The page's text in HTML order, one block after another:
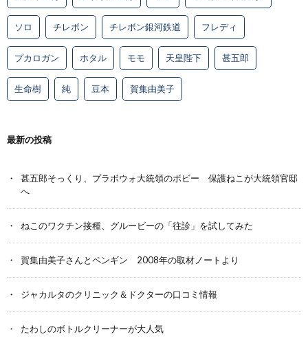
ソロ チレボン チレボン銀河鉄道 フレディ
プカロガン ホタル モモ 天皇陛下 甚五郎
生命樹 純 豆本 賀集由美子
最新の投稿
甚五郎そっくり、プラボウォ大統領のボビー 保護ねこが大統領官邸
へ
ねこのワクチン接種、グルービーの「往診」を試してみた
賀集由美子さんとペンギン 2008年の取材ノートより
ジャカルタのクリニック＆ドクターの口コミ情報
たわしのボトルクリーナーが大人気